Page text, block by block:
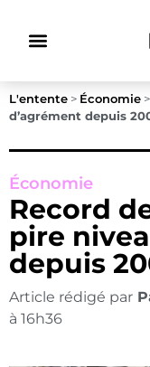
L'entente > Économie >
d’agrément depuis
Économie
Record
pire
depuis
Article rédigé par
à 16h36